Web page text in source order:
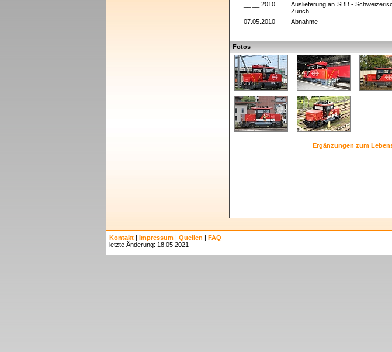
__.__.2010
Auslieferung an SBB -
Zürich
07.05.2010
Abnahme
Fotos
Ergänzungen zum
Kontakt | Impressum | Quellen | FAQ
letzte Änderung: 18.05.2021